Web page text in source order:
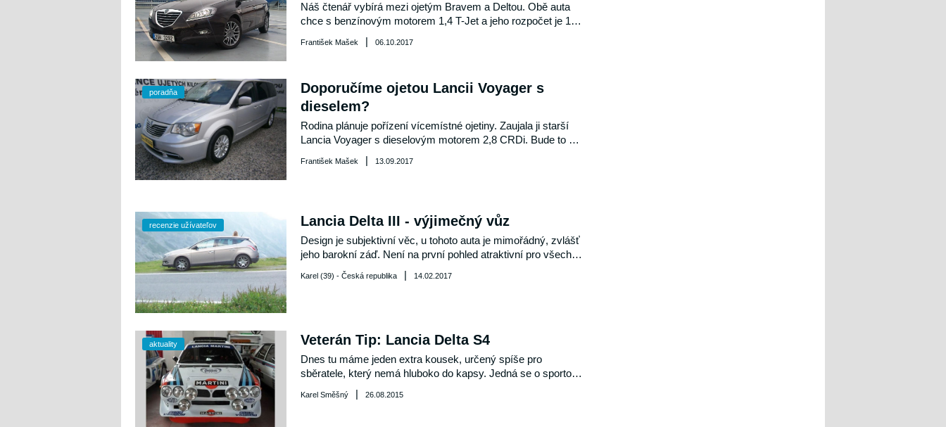
Náš čtenář vybírá mezi ojetým Bravem a Deltou. Obě auta
chce s benzínovým motorem 1,4 T-Jet a jeho rozpočet je 150
tisíc korun. Který vůz bude lepší volbou?
František Mašek | 06.10.2017
poradňa
Doporučíme ojetou Lancii Voyager s
dieselem?
Rodina plánuje pořízení vícemístné ojetiny. Zaujala ji starší
Lancia Voyager s dieselovým motorem 2,8 CRDi. Bude to
František Mašek | 13.09.2017
recenzie užívateľov Lancia Delta III - výjimečný vůz
Design je subjektivní věc, u tohoto auta je mimořádný, zvlášť
jeho barokní záď. Není na první pohled atraktivní pro všechny,
Karel (39) - Česká republika | 14.02.2017
aktuality Veterán Tip: Lancia Delta S4
Dnes tu máme jeden extra kousek, určený spíše pro
sběratele, který nemá hluboko do kapsy. Jedná se o sportovní
speciál Lancia Delta S4, který pilotoval legendární závodník
Karel Směšný | 26.08.2015